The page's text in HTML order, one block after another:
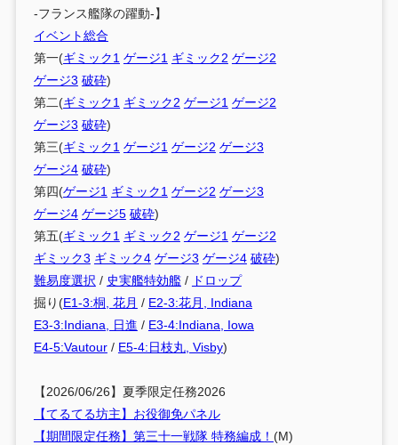
-フランス艦隊の躍動-】
イベント総合
第一(ギミック1 ゲージ1 ギミック2 ゲージ2
ゲージ3 破砕)
第二(ギミック1 ギミック2 ゲージ1 ゲージ2
ゲージ3 破砕)
第三(ギミック1 ゲージ1 ゲージ2 ゲージ3
ゲージ4 破砕)
第四(ゲージ1 ギミック1 ゲージ2 ゲージ3
ゲージ4 ゲージ5 破砕)
第五(ギミック1 ギミック2 ゲージ1 ゲージ2
ギミック3 ギミック4 ゲージ3 ゲージ4 破砕)
難易度選択 / 史実艦特効艦/ ドロップ
掘り(E1-3:桐, 花月 / E2-3:花月, Indiana
E3-3:Indiana, 日進 / E3-4:Indiana, Iowa
E4-5:Vautour/ E5-4:日枝丸, Visby)
【2026/06/26】夏季限定任務2026
【てるてる坊主】お役御免パネル
【期間限定任務】第三十一戦隊 特務編成！ (M)